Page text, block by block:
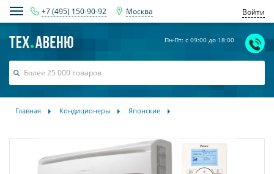
+7 (495) 150-90-92 Москва Войти
Пн-Пт: с 09:00 до 18:00
Главная Кондиционеры Японские